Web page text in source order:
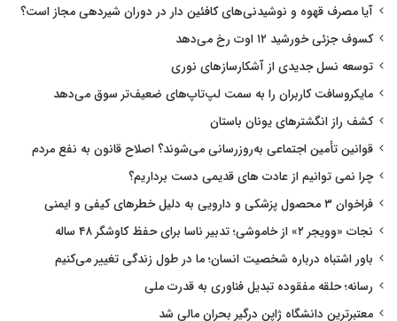
آیا مصرف قهوه و نوشیدنی‌های کافئین دار در دوران شیردهی مجاز است؟
کسوف جزئی خورشید ۱۲ اوت رخ می‌دهد
توسعه نسل جدیدی از آشکارسازهای نوری
مایکروسافت کاربران را به سمت لپ‌تاپ‌های ضعیف‌تر سوق می‌دهد
کشف راز انگشترهای یونان باستان
قوانین تأمین اجتماعی به‌روزرسانی می‌شوند؟ اصلاح قانون به نفع مردم
چرا نمی توانیم از عادت های قدیمی دست برداریم؟
فراخوان ۳ محصول پزشکی و دارویی به دلیل خطرهای کیفی و ایمنی
نجات «وویجر ۲» از خاموشی؛ تدبیر ناسا برای حفظ کاوشگر ۴۸ ساله
باور اشتباه درباره شخصیت انسان؛ ما در طول زندگی تغییر می‌کنیم
رسانه؛ حلقه مفقوده تبدیل فناوری به قدرت ملی
معتبرترین دانشگاه ژاپن درگیر بحران مالی شد